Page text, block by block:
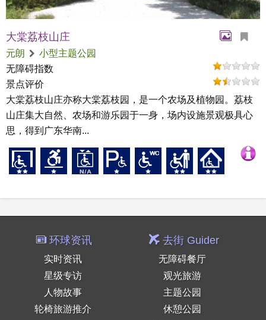
大棠荔枝山庄
元朗
小型主题公园
无障碍指数
景点评价
大棠荔枝山庄亦称大棠荔枝园，是一个农场及植物园。荔枝
山庄集大自然、农场和游乐园于一身，场内设施景观极具心
思，得到广东华南...
环球资讯
实时资讯
星级专访
人物故事
轮椅旅游推介
去街 Guider
无障碍餐厅
观光旅游
主题公园
休憩公园